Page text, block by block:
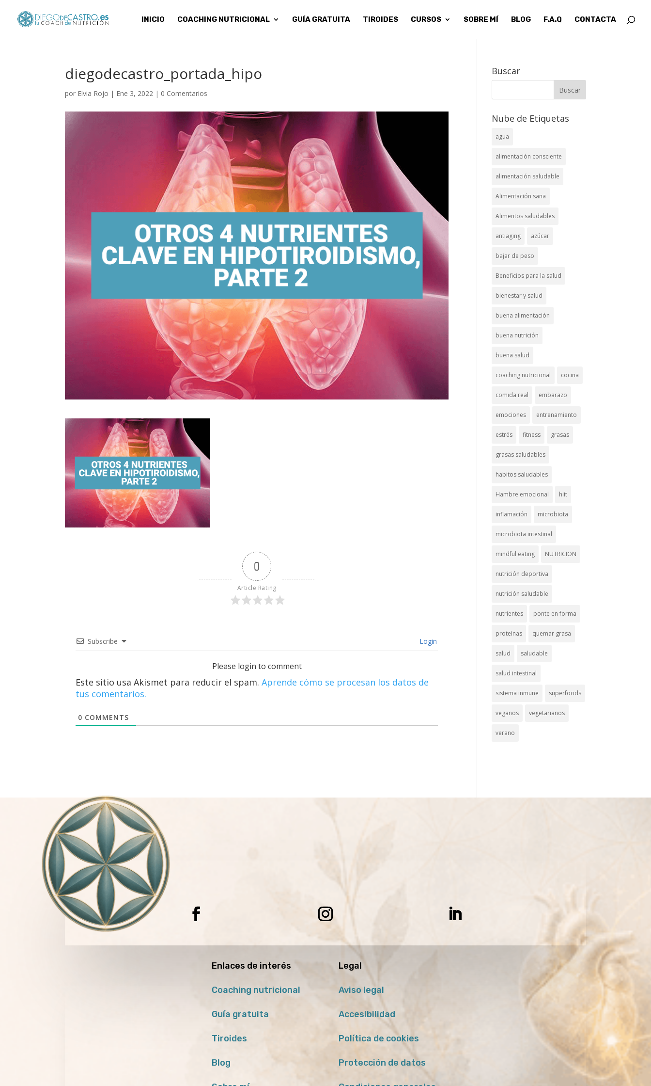
INICIO COACHING NUTRICIONAL GUÍA GRATUITA TIROIDES CURSOS SOBRE MÍ BLOG F.A.Q CONTACTA
diegodecastro_portada_hipo
por Elvia Rojo | Ene 3, 2022 | 0 Comentarios
0
Article Rating
Subscribe Login
Please login to comment
Este sitio usa Akismet para reducir el spam.Aprende cómo se procesan los datos de
tus comentarios.
0 COMMENTS
Buscar
Nube de Etiquetas
agua
alimentación consciente
alimentación saludable
Alimentación sana
Alimentos saludables
antiaging azúcar
bajar de peso
Beneficios para la salud
bienestar y salud
buena alimentación
buena nutrición
buena salud
coaching nutricional cocina
comida real embarazo
emociones entrenamiento
estrés fitness grasas
grasas saludables
habitos saludables
Hambre emocional hiit
inflamación microbiota
microbiota intestinal
mindful eating NUTRICION
nutrición deportiva
nutrición saludable
nutrientes ponte en forma
proteínas quemar grasa
salud saludable
salud intestinal
sistema inmune superfoods
veganos vegetarianos
verano
Enlaces de interés
Coaching nutricional
Guía gratuita
Tiroides
Blog
Legal
Aviso legal
Accesibilidad
Política de cookies
Protección de datos